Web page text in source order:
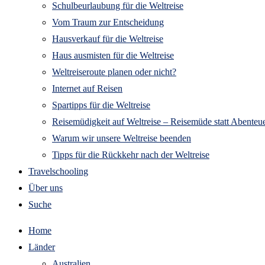
Schulbeurlaubung für die Weltreise
Vom Traum zur Entscheidung
Hausverkauf für die Weltreise
Haus ausmisten für die Weltreise
Weltreiseroute planen oder nicht?
Internet auf Reisen
Spartipps für die Weltreise
Reisemüdigkeit auf Weltreise – Reisemüde statt
Warum wir unsere Weltreise beenden
Tipps für die Rückkehr nach der Weltreise
Travelschooling
Über uns
Suche
Home
Länder